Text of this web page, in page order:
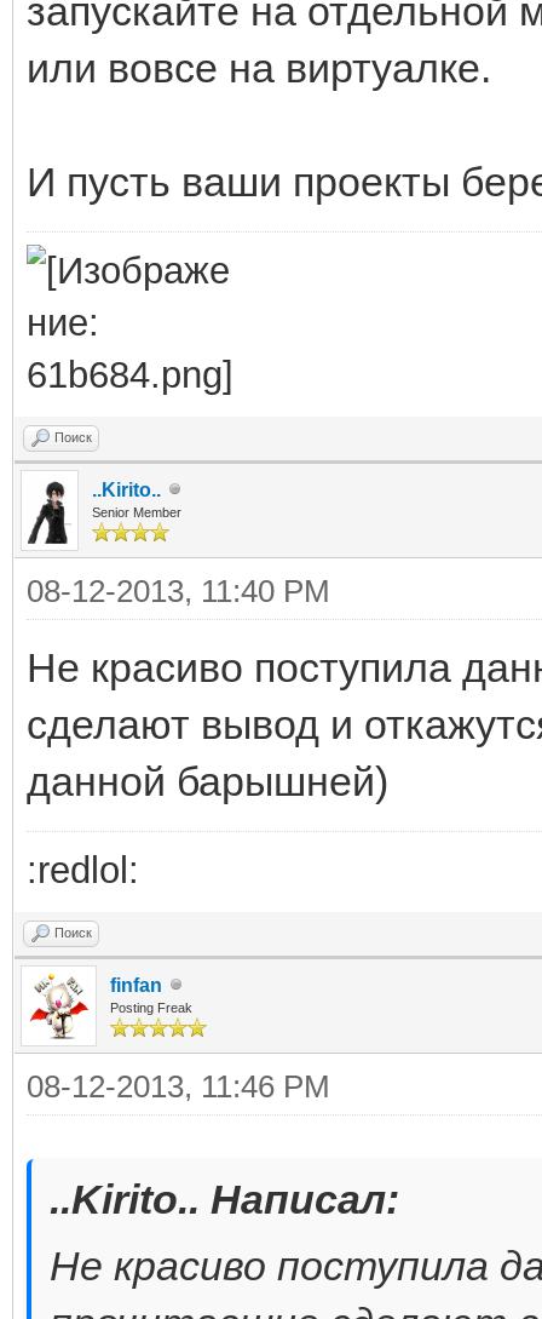
запускайте на
или вовсе на виртуалке.
И пусть ваши проекты
Поиск
..Kirito..
Senior Member
08-12-2013, 11:40 PM
Не красиво поступила
сделают вывод и
данной барышней)
:redlol:
Поиск
finfan
Posting Freak
08-12-2013, 11:46 PM
..Kirito.. Написал:
Не красиво поступила